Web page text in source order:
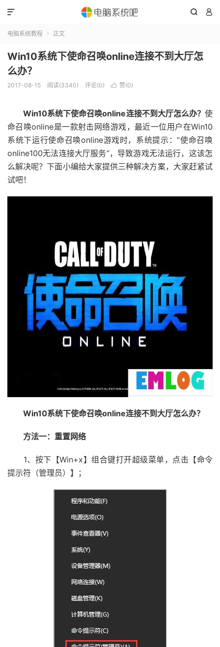
 

电脑系统教程  正文
Win10系统下使命召唤online连接不到大厅怎
么办？
2017-08-15 阅读(3340) 评论(0)  赞(0)
Win10系统下使命召唤online连接不到大厅怎么办？使
命召唤online是一款射击网络游戏，最近一位用户在Win10
系统下运行使命召唤online游戏时，系统提示：“使命召唤
online100无法连接大厅服务”，导致游戏无法运行，这该怎
么解决呢？下面小编给大家提供三种解决方案，大家赶紧试
试吧！
Win10系统下使命召唤online连接不到大厅怎么办？
方法一：重置网络
1、按下【Win+x】组合键打开超级菜单，点击【命令
提示符（管理员）】；